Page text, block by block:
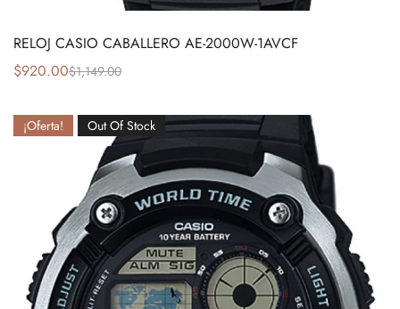
RELOJ CASIO CABALLERO AE-2000W-1AVCF
$1,149.00
$920.00
¡Oferta! Out Of Stock